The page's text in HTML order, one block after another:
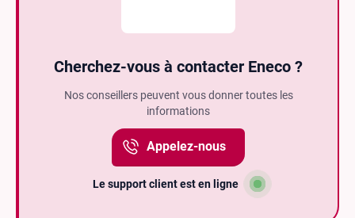
Cherchez-vous à contacter Eneco ?
Nos conseillers peuvent vous donner toutes les
informations
Appelez-nous
Le support client est en ligne